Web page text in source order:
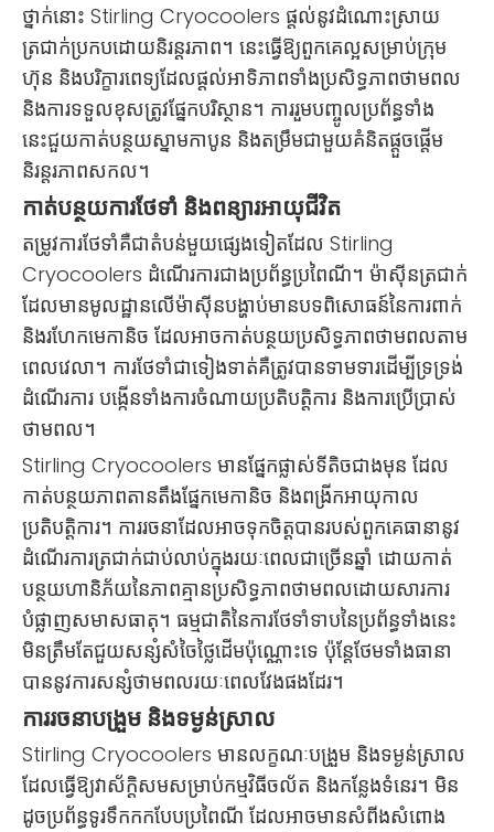
ថ្នាក់នោះ Stirling Cryocoolers ផ្តល់នូវដំណោះស្រាយ
ត្រជាក់ប្រកបដោយនិរន្តរភាព។ នេះធ្វើឱ្យពួកគេល្អសម្រាប់ក្រុម
ហ៊ុន និងបរិក្ខារពេទ្យដែលផ្តល់អាទិភាពទាំងប្រសិទ្ធភាពថាមពល
និងការទទួលខុសត្រូវផ្នែកបរិស្ថាន។ ការរួមបញ្ចូលប្រព័ន្ធទាំង
នេះជួយកាត់បន្ថយស្នាមកាបូន និងតម្រឹមជាមួយគំនិតផ្តួចផ្តើម
និរន្តរភាពសកល។
កាត់បន្ថយការថែទាំ និងពន្យារអាយុជីវិត
តម្រូវការថែទាំគឺជាតំបន់មួយផ្សេងទៀតដែល Stirling
Cryocoolers ដំណើរការជាងប្រព័ន្ធប្រពៃណី។ ម៉ាស៊ីនត្រជាក់
ដែលមានមូលដ្ឋានលើម៉ាស៊ីនបង្ហាប់មានបទពិសោធន៍នៃការពាក់
និងរហែកមេកានិច ដែលអាចកាត់បន្ថយប្រសិទ្ធភាពថាមពលតាម
ពេលវេលា។ ការថែទាំជាទៀងទាត់គឺត្រូវបានទាមទារដើម្បីទ្រទ្រង់
ដំណើរការ បង្កើនទាំងការចំណាយប្រតិបត្តិការ និងការប្រើប្រាស់
ថាមពល។
Stirling Cryocoolers មានផ្នែកផ្លាស់ទីតិចជាងមុន ដែល
កាត់បន្ថយភាពតានតឹងផ្នែកមេកានិច និងពង្រីកអាយុកាល
ប្រតិបត្តិការ។ ការរចនាដែលអាចទុកចិត្តបានរបស់ពួកគេធានានូវ
ដំណើរការត្រជាក់ជាប់លាប់ក្នុងរយៈពេលជាច្រើនឆ្នាំ ដោយកាត់
បន្ថយហានិភ័យនៃភាពគ្មានប្រសិទ្ធភាពថាមពលដោយសារការ
បំផ្លាញសមាសធាតុ។ ធម្មជាតិនៃការថែទាំទាបនៃប្រព័ន្ធទាំងនេះ
មិនត្រឹមតែជួយសន្សំសំចៃថ្លៃដើមប៉ុណ្ណោះទេ ប៉ុន្តែថែមទាំងធានា
បាននូវការសន្សំថាមពលរយៈពេលវែងផងដែរ។
ការរចនាបង្រួម និងទម្ងន់ស្រាល
Stirling Cryocoolers មានលក្ខណៈបង្រួម និងទម្ងន់ស្រាល
ដែលធ្វើឱ្យវាស័ក្តិសមសម្រាប់កម្មវិធីចល័ត និងកន្លែងទំនេរ។ មិន
ដូចប្រព័ន្ធទូរទឹកកកបែបប្រពៃណី ដែលអាចមានសំពីងសំពោង